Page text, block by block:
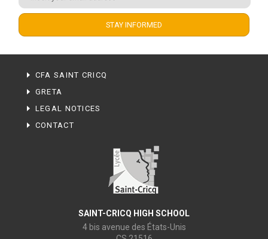
CFA SAINT CRICQ
GRETA
LEGAL NOTICES
CONTACT
SAINT-CRICQ HIGH SCHOOL
4 bis avenue des États-Unis